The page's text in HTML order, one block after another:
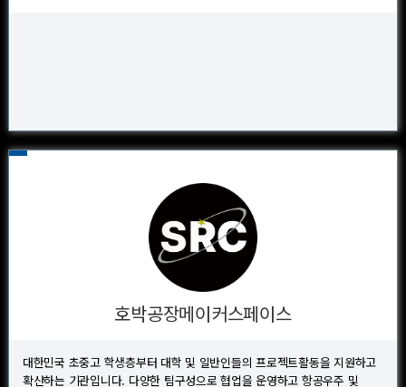
호박공장메이커스페이스
대한민국 초중고 학생층부터 대학 및 일반인들의 프로젝트활동을 지원하고
확산하는 기관입니다. 다양한 팀구성으로 협업을 운영하고 항공우주 및